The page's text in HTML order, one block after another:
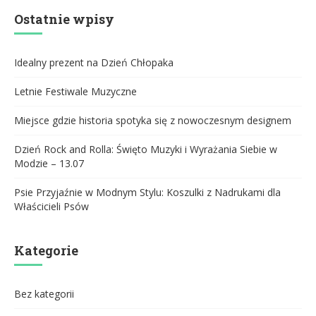
Ostatnie wpisy
Idealny prezent na Dzień Chłopaka
Letnie Festiwale Muzyczne
Miejsce gdzie historia spotyka się z nowoczesnym designem
Dzień Rock and Rolla: Święto Muzyki i Wyrażania Siebie w
Modzie – 13.07
Psie Przyjaźnie w Modnym Stylu: Koszulki z Nadrukami dla
Właścicieli Psów
Kategorie
Bez kategorii